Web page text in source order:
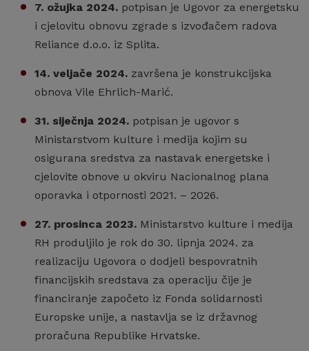
7. ožujka 2024. potpisan je Ugovor za energetsku
i cjelovitu obnovu zgrade s izvođačem radova
Reliance d.o.o. iz Splita.
14. veljače 2024. završena je konstrukcijska
obnova Vile Ehrlich-Marić.
31. siječnja 2024. potpisan je ugovor s
Ministarstvom kulture i medija kojim su
osigurana sredstva za nastavak energetske i
cjelovite obnove u okviru Nacionalnog plana
oporavka i otpornosti 2021. – 2026.
27. prosinca 2023. Ministarstvo kulture i medija
RH produljilo je rok do 30. lipnja 2024. za
realizaciju Ugovora o dodjeli bespovratnih
financijskih sredstava za operaciju čije je
financiranje započeto iz Fonda solidarnosti
Europske unije, a nastavlja se iz državnog
proračuna Republike Hrvatske.